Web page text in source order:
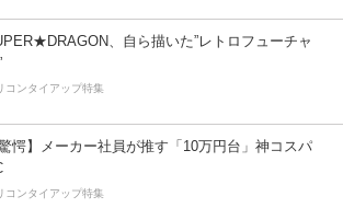
、自ら描いた”レトロフューチャ
コンタイアップ特集
驚愕】メーカー社員が推す「10万円台」神コスパ
コンタイアップ特集